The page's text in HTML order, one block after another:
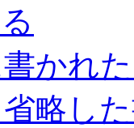
かれ
略し